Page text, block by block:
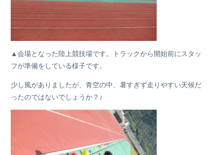
▲会場となった陸上競技場です。トラックから開始前にスタッ
フが準備をしている様子です。
少し風がありましたが、青空の中、暑すぎず走りやすい天候だ
ったのではないでしょうか？♪